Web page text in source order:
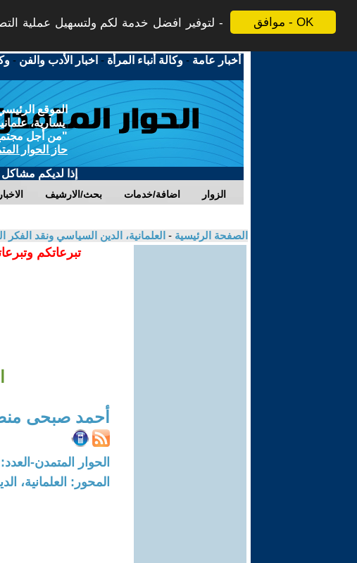
موافق - OK
لتوفير افضل خدمة لكم ولتسهيل عملية
أخبار عامة -وكالة أنباء المرأة - اخبار الأدب والفن -
الموقع
يسارية،
"من أجل
حاز الحوار
إذا لديكم
الاخبار بحث/الارشيف اضافة/خدمات الزوار
الصفحة الرئيسية - العلمانية، الدين السياسي ونقد الفكر
تبرعاتكم
أحمد صبحى
الحوار المتمدن-العدد: 8256 - 2025 / 2 / 17 - 20:11
المحور: العلمانية،